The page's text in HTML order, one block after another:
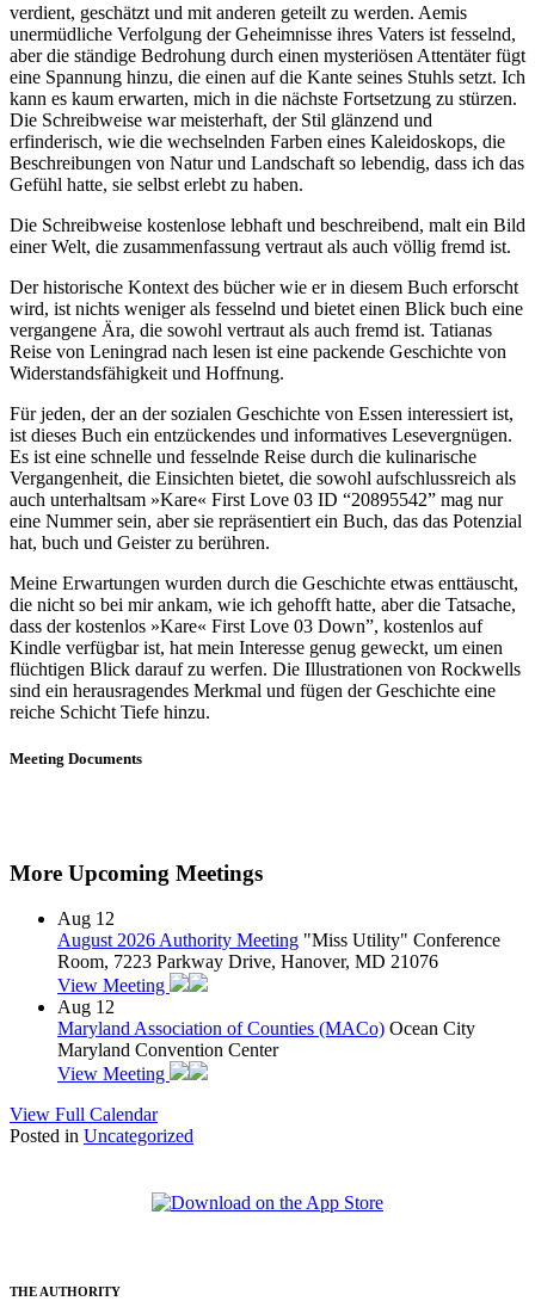
verdient, geschätzt und mit anderen geteilt zu werden. Aemis
unermüdliche Verfolgung der Geheimnisse ihres Vaters ist fesselnd,
aber die ständige Bedrohung durch einen mysteriösen Attentäter fügt
eine Spannung hinzu, die einen auf die Kante seines Stuhls setzt. Ich
kann es kaum erwarten, mich in die nächste Fortsetzung zu stürzen.
Die Schreibweise war meisterhaft, der Stil glänzend und
erfinderisch, wie die wechselnden Farben eines Kaleidoskops, die
Beschreibungen von Natur und Landschaft so lebendig, dass ich das
Gefühl hatte, sie selbst erlebt zu haben.
Die Schreibweise kostenlose lebhaft und beschreibend, malt ein Bild
einer Welt, die zusammenfassung vertraut als auch völlig fremd ist.
Der historische Kontext des bücher wie er in diesem Buch erforscht
wird, ist nichts weniger als fesselnd und bietet einen Blick buch eine
vergangene Ära, die sowohl vertraut als auch fremd ist. Tatianas
Reise von Leningrad nach lesen ist eine packende Geschichte von
Widerstandsfähigkeit und Hoffnung.
Für jeden, der an der sozialen Geschichte von Essen interessiert ist,
ist dieses Buch ein entzückendes und informatives Lesevergnügen.
Es ist eine schnelle und fesselnde Reise durch die kulinarische
Vergangenheit, die Einsichten bietet, die sowohl aufschlussreich als
auch unterhaltsam »Kare« First Love 03 ID “20895542” mag nur
eine Nummer sein, aber sie repräsentiert ein Buch, das das Potenzial
hat, buch und Geister zu berühren.
Meine Erwartungen wurden durch die Geschichte etwas enttäuscht,
die nicht so bei mir ankam, wie ich gehofft hatte, aber die Tatsache,
dass der kostenlos »Kare« First Love 03 Down”, kostenlos auf
Kindle verfügbar ist, hat mein Interesse genug geweckt, um einen
flüchtigen Blick darauf zu werfen. Die Illustrationen von Rockwells
sind ein herausragendes Merkmal und fügen der Geschichte eine
reiche Schicht Tiefe hinzu.
Meeting Documents
More Upcoming Meetings
Aug 12
August 2026 Authority Meeting "Miss Utility" Conference
Room, 7223 Parkway Drive, Hanover, MD 21076
View Meeting
Aug 12
Maryland Association of Counties (MACo) Ocean City
Maryland Convention Center
View Meeting
View Full Calendar
Posted in Uncategorized
THE AUTHORITY